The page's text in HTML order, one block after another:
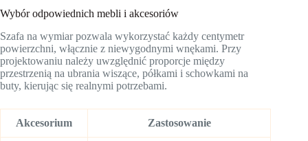
Wybór odpowiednich mebli i akcesoriów
Szafa na wymiar pozwala wykorzystać każdy centymetr
powierzchni, włącznie z niewygodnymi wnękami. Przy
projektowaniu należy uwzględnić proporcje między
przestrzenią na ubrania wiszące, półkami i schowkami na
buty, kierując się realnymi potrzebami.
Akcesorium Zastosowanie